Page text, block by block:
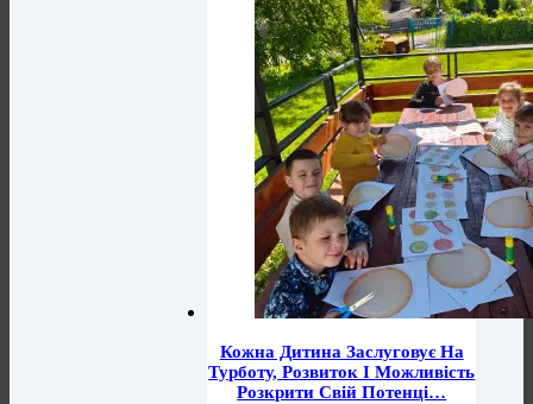
Кожна Дитина Заслуговує На
Турботу, Розвиток І Можливість
Розкрити Свій Потенці…